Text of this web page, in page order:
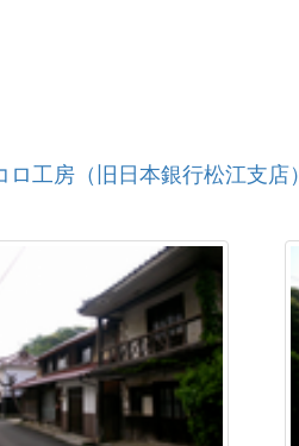
ロ工房（旧日本銀行松江支店